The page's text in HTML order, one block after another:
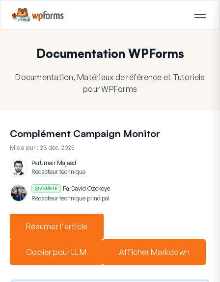
Documentation WPForms
Documentation, Matériaux de référence et Tutoriels
pour WPForms
Complément Campaign Monitor
Mis à jour : 23 déc. 2025
ParUmair Majeed
Rédacteur technique
VÉRIFIÉ ParDavid Ozokoye
Rédacteur technique principal
Résumer l'article
Copier pour LLM Afficher Markdown